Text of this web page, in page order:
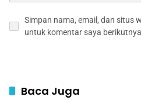
Simpan nama, email, dan situs
untuk komentar saya
Baca Juga